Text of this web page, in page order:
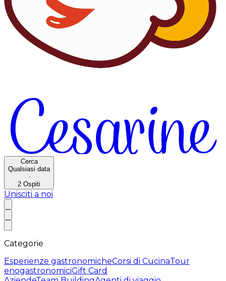
Cerca
Qualsiasi data
·
2 Ospiti
Unisciti a noi
Categorie
Esperienze gastronomicheCorsi di CucinaTour
enogastronomiciGift Card